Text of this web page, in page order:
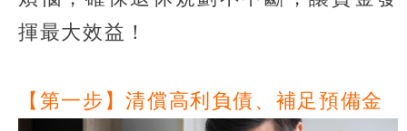
揮最大效益！
【第一步】清償高利負債、補足預備金